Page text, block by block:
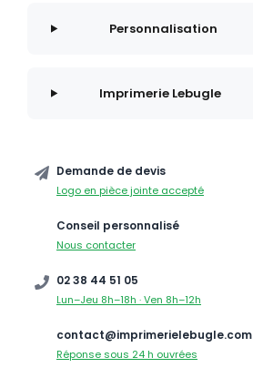
Personnalisation
Imprimerie Lebugle
Demande de devis
Logo en pièce jointe accepté
Conseil personnalisé
Nous contacter
02 38 44 51 05
Lun–Jeu 8h–18h · Ven 8h–12h
contact@imprimerielebugle.com
Réponse sous 24 h ouvrées